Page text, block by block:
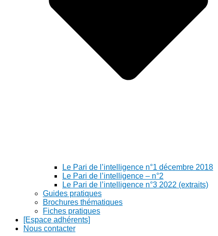
Le Pari de l’intelligence n°1 décembre 2018
Le Pari de l’intelligence – n°2
Le Pari de l’intelligence n°3 2022 (extraits)
Guides pratiques
Brochures thématiques
Fiches pratiques
[Espace adhérents]
Nous contacter